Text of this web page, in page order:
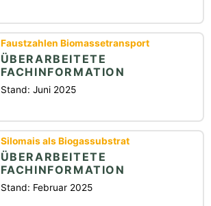
Faustzahlen Biomassetransport
ÜBERARBEITETE
FACHINFORMATION
Stand: Juni 2025
Silomais als Biogassubstrat
ÜBERARBEITETE
FACHINFORMATION
Stand: Februar 2025